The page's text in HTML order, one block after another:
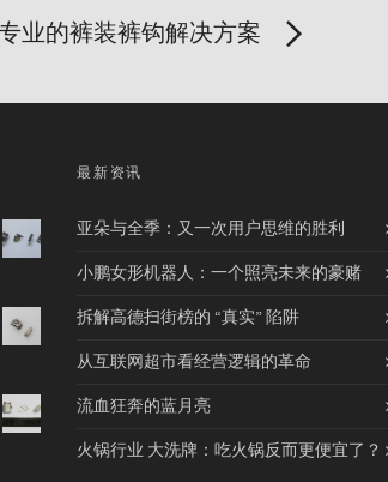
业的裤装裤钩解决方案
最新资讯
亚朵与全季：又一次用户思维的胜利
小鹏女形机器人：一个照亮未来的豪赌
拆解高德扫街榜的 “真实” 陷阱
从互联网超市看经营逻辑的革命
流血狂奔的蓝月亮
火锅行业 大洗牌：吃火锅反而更便宜了？